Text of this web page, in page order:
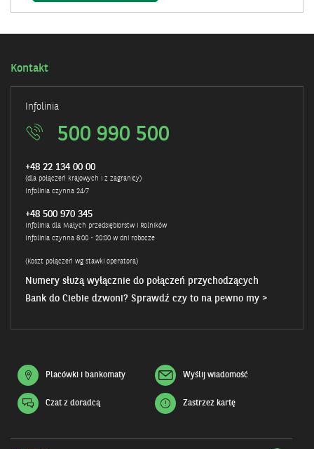
Kontakt
Infolinia
500 990 500
+48 22 134 00 00
(dla połączeń krajowych i z zagranicy)
Infolinia czynna 24/7
+48 500 970 345
Infolinia dla Małych przedsiębiorstw i Rolników
Infolinia czynna 8:00 - 20:00 w dni robocze
(Koszt połączeń wg stawki operatora)
Numery służą wyłącznie do połączeń przychodzących
Bank do Ciebie dzwoni? Sprawdź czy to na pewno my >
Placówki i bankomaty Wyślij wiadomość
Czat z doradcą
Otwiera
Zastrzeż kartę